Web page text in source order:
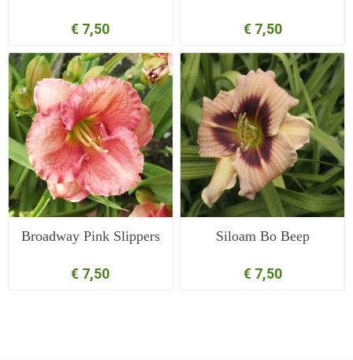
€ 7,50 € 7,50
Broadway Pink Slippers
€ 7,50
Siloam Bo Beep
€ 7,50